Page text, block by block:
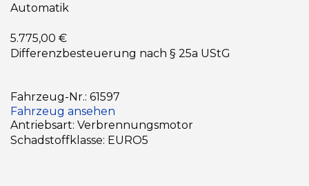
Automatik
5.775,00 €
Differenzbesteuerung nach § 25a UStG
Fahrzeug-Nr.: 61597
Fahrzeug ansehen
Antriebsart: Verbrennungsmotor
Schadstoffklasse: EURO5